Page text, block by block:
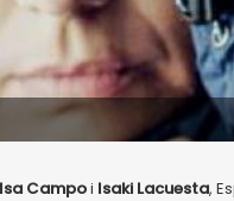
Isa Campoi Isaki Lacuesta,